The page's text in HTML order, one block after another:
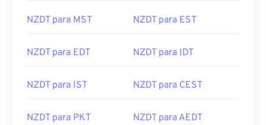
NZDT para MST NZDT para EST
NZDT para EDT NZDT para IDT
NZDT para IST NZDT para CEST
NZDT para PKT NZDT para AEDT